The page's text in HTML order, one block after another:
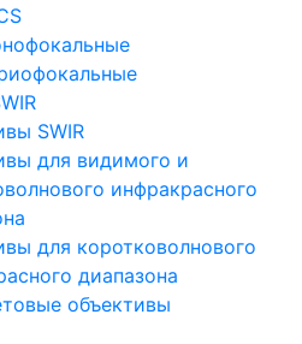
SWIR
для видимого и
инфракрасного
для коротковолнового
диапазона
объективы